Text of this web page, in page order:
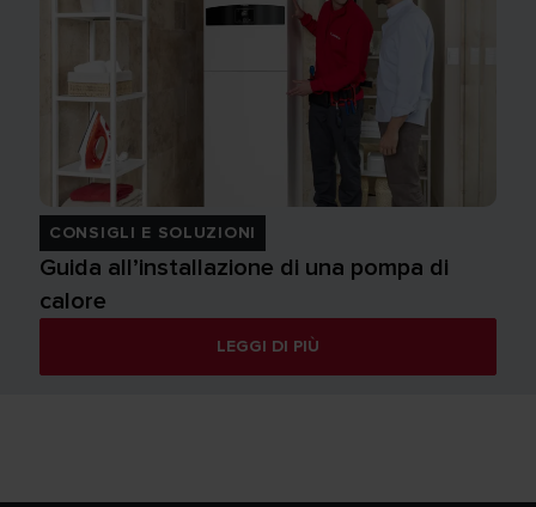
CONSIGLI E SOLUZIONI
Guida all’installazione di una pompa di
calore
LEGGI DI PIÙ